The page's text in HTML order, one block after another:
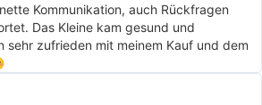
Kommunikation, auch Rückfragen
Das Kleine kam gesund und
sehr zufrieden mit meinem Kauf und dem